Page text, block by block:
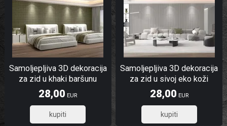
Samoljepljiva 3D dekoracija
za zid u khaki baršunu
28,00 EUR
22,40
Samoljepljiva 3D dekoracija
za zid u sivoj eko koži
28,00 EUR
22,40